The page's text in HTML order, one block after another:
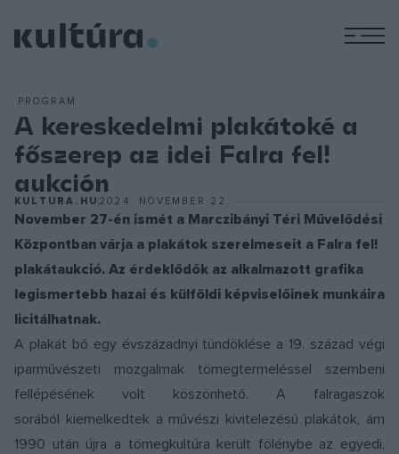
PROGRAM
A kereskedelmi plakátoké a
főszerep az idei Falra fel!
aukción
KULTURA.HU 2024. NOVEMBER 22.
November 27-én ismét a Marczibányi Téri Művelődési
Központban várja a plakátok szerelmeseit a Falra fel!
plakátaukció. Az érdeklődők az alkalmazott grafika
legismertebb hazai és külföldi képviselőinek munkáira
licitálhatnak.
A plakát bő egy évszázadnyi tündöklése a 19. század végi
iparművészeti mozgalmak tömegtermeléssel szembeni
fellépésének volt köszönhető. A falragaszok
sorából kiemelkedtek a művészi kivitelezésű plakátok, ám
1990 után újra a tömegkultúra került fölénybe az egyedi,